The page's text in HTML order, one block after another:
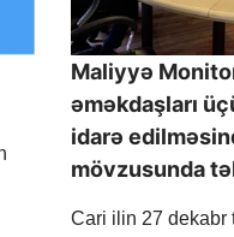
Maliyyə
əməkdaşları
idarə
mövzusunda
Cari ilin 27 dekabr